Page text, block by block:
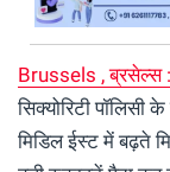
Brussels , ब्रसेल्स
सिक्योरिटी
मिडिल ईस्ट में बढ़ते